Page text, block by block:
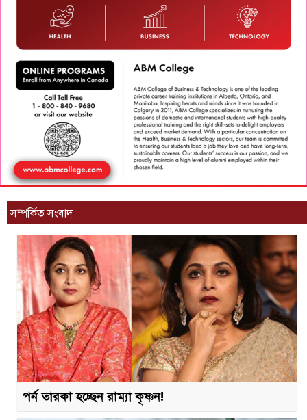
সম্পর্কিত সংবাদ
পর্ন তারকা হচ্ছেন রাম্যা কৃষ্ণন!